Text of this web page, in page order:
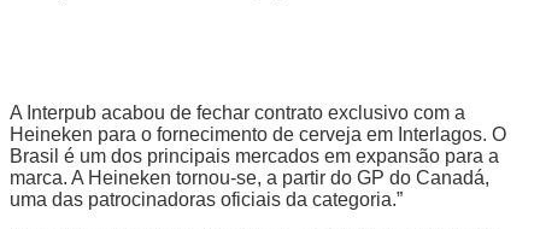
A Interpub acabou de fechar contrato exclusivo com a
Heineken para o fornecimento de cerveja em Interlagos. O
Brasil é um dos principais mercados em expansão para a
marca. A Heineken tornou-se, a partir do GP do Canadá,
uma das patrocinadoras oficiais da categoria.”